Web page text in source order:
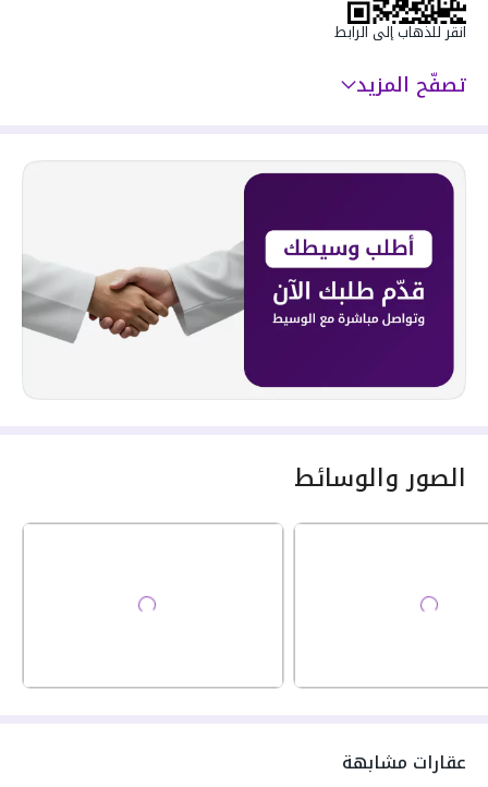
انقر للذهاب إلى الرابط
تصفّح المزيد
الصور والوسائط
عقارات مشابهة